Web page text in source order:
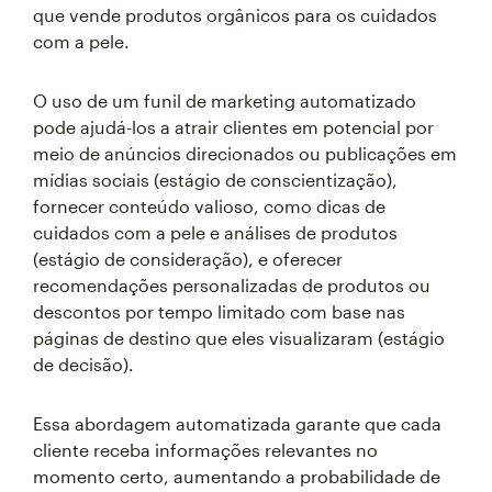
que vende produtos orgânicos para os cuidados
com a pele.
O uso de um funil de marketing automatizado
pode ajudá-los a atrair clientes em potencial por
meio de anúncios direcionados ou publicações em
mídias sociais (estágio de conscientização),
fornecer conteúdo valioso, como dicas de
cuidados com a pele e análises de produtos
(estágio de consideração), e oferecer
recomendações personalizadas de produtos ou
descontos por tempo limitado com base nas
páginas de destino que eles visualizaram (estágio
de decisão).
Essa abordagem automatizada garante que cada
cliente receba informações relevantes no
momento certo, aumentando a probabilidade de